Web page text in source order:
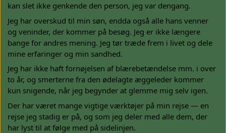
kan slet ikke genkende den person, jeg var dengang.
Jeg har overskud til min søn, endda også alle hans venner
og veninder, der kommer på besøg. Jeg er ikke længere
bange for andres mening. Jeg tør træde frem i livet og dele
mine erfaringer og min sandhed.
Jeg har ikke haft fornøjelsen af blærebetændelse mm. i over
to år, og smerterne fra den ødelagte æggeleder kommer
kun snigende, når jeg begynder at glemme mig selv igen.
Der har været mange vigtige værktøjer på min rejse — en
rejse jeg stadig er på, og som jeg deler med alle dem, der
har lyst til at følge med på sidelinjen.